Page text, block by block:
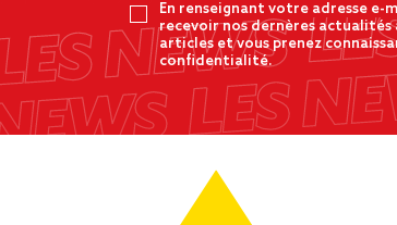
En renseignant votre adresse e-
recevoir nos dernères actualités
articles et vous prenez
confidentialité.